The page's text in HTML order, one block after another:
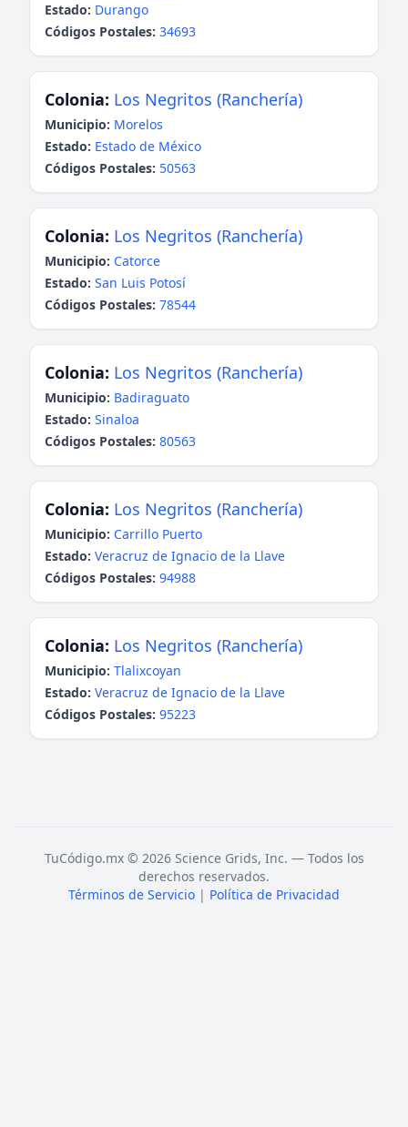
Estado: Durango
Códigos Postales: 34693
Colonia: Los Negritos (Ranchería)
Municipio: Morelos
Estado: Estado de México
Códigos Postales: 50563
Colonia: Los Negritos (Ranchería)
Municipio: Catorce
Estado: San Luis Potosí
Códigos Postales: 78544
Colonia: Los Negritos (Ranchería)
Municipio: Badiraguato
Estado: Sinaloa
Códigos Postales: 80563
Colonia: Los Negritos (Ranchería)
Municipio: Carrillo Puerto
Estado: Veracruz de Ignacio de la Llave
Códigos Postales: 94988
Colonia: Los Negritos (Ranchería)
Municipio: Tlalixcoyan
Estado: Veracruz de Ignacio de la Llave
Códigos Postales: 95223
TuCódigo.mx © 2026 Science Grids, Inc. — Todos los
derechos reservados.
Términos de Servicio | Política de Privacidad